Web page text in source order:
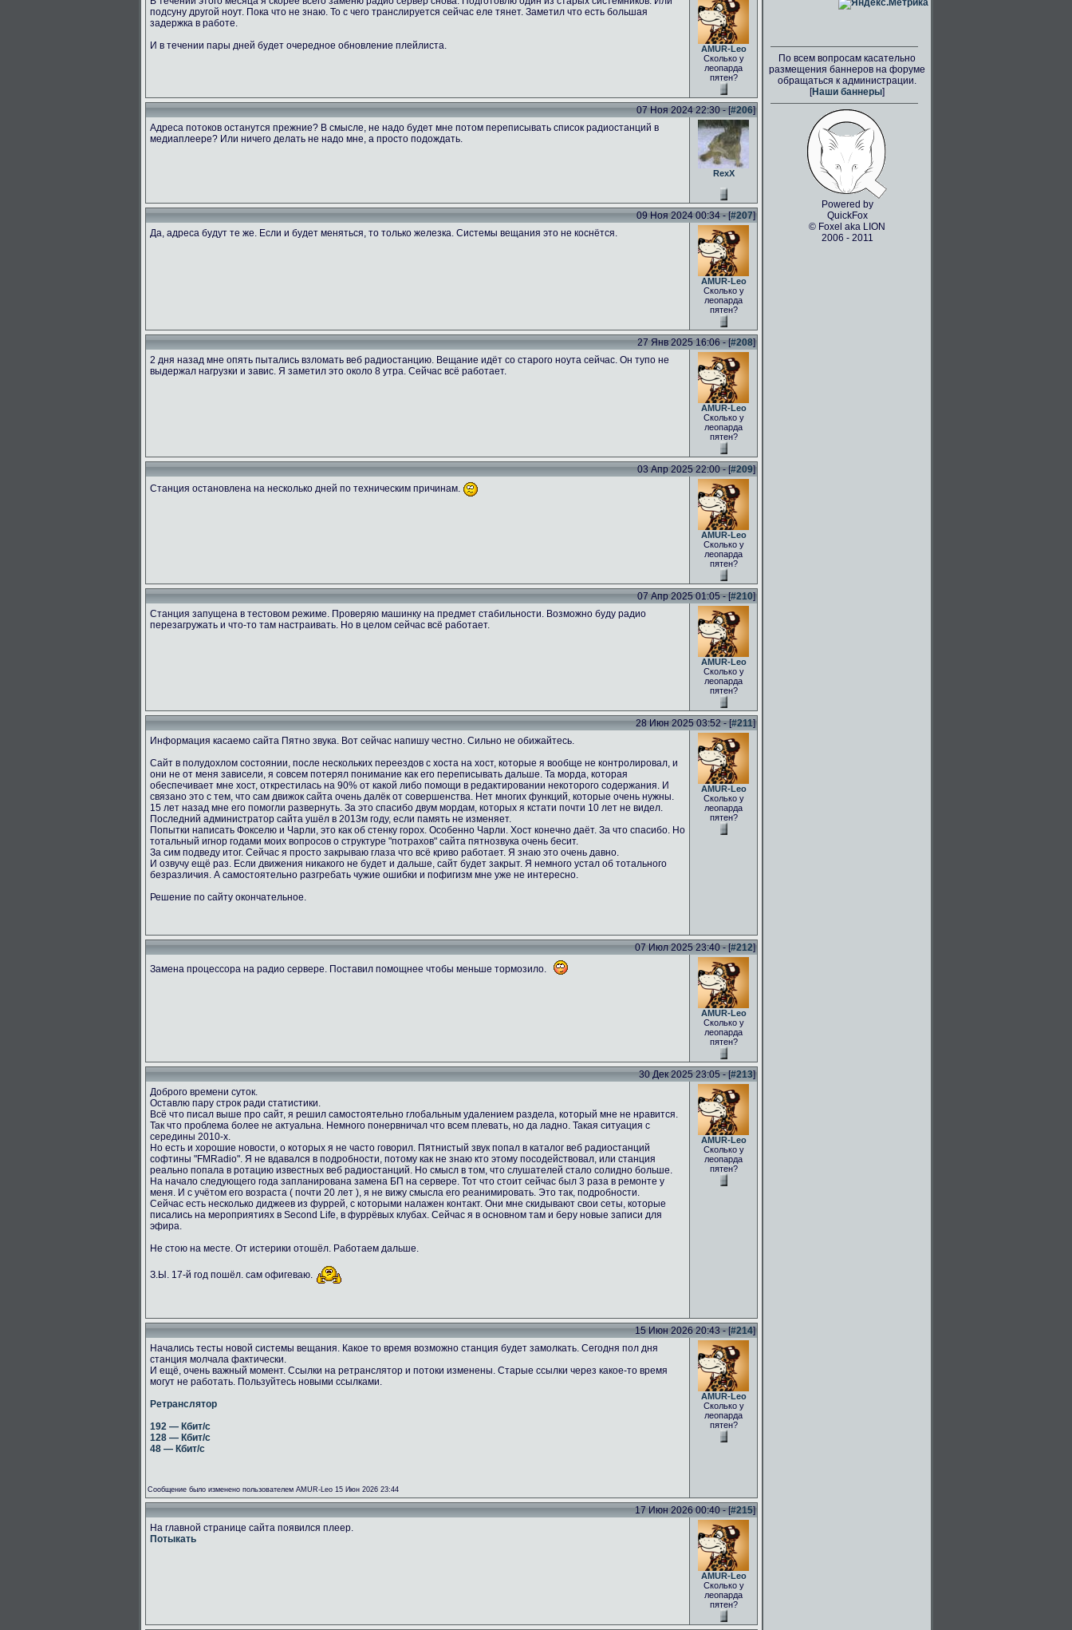
подсуну другой ноут. Пока что не знаю. То с чего транслируется сейчас еле тянет. Заметил что есть большая
задержка в работе.
И в течении пары дней будет очередное обновление плейлиста.
AMUR-Leo
Сколько у
леопарда
пятен?
07 Ноя 2024 22:30 - [#206]
Адреса потоков останутся прежние? В смысле, не надо будет мне потом переписывать список радиостанций в
медиаплеере? Или ничего делать не надо мне, а просто подождать.
RexX
09 Ноя 2024 00:34 - [#207]
Да, адреса будут те же. Если и будет меняться, то только железка. Системы вещания это не коснётся.
AMUR-Leo
Сколько у
леопарда
пятен?
27 Янв 2025 16:06 - [#208]
2 дня назад мне опять пытались взломать веб радиостанцию. Вещание идёт со старого ноута сейчас. Он тупо не
выдержал нагрузки и завис. Я заметил это около 8 утра. Сейчас всё работает.
AMUR-Leo
Сколько у
леопарда
пятен?
03 Апр 2025 22:00 - [#209]
Станция остановлена на несколько дней по техническим причинам.
AMUR-Leo
Сколько у
леопарда
пятен?
07 Апр 2025 01:05 - [#210]
Станция запущена в тестовом режиме. Проверяю машинку на предмет стабильности. Возможно буду радио
перезагружать и что-то там настраивать. Но в целом сейчас всё работает.
AMUR-Leo
Сколько у
леопарда
пятен?
28 Июн 2025 03:52 - [#211]
Информация касаемо сайта Пятно звука. Вот сейчас напишу честно. Сильно не обижайтесь.
Сайт в полудохлом состоянии, после нескольких переездов с хоста на хост, которые я вообще не контролировал, и
они не от меня зависели, я совсем потерял понимание как его переписывать дальше. Та морда, которая
обеспечивает мне хост, открестилась на 90% от какой либо помощи в редактировании некоторого содержания. И
связано это с тем, что сам движок сайта очень далёк от совершенства. Нет многих функций, которые очень нужны.
15 лет назад мне его помогли развернуть. За это спасибо двум мордам, которых я кстати почти 10 лет не видел.
Последний администратор сайта ушёл в 2013м году, если память не изменяет.
Попытки написать Фокселю и Чарли, это как об стенку горох. Особенно Чарли. Хост конечно даёт. За что спасибо. Но
тотальный игнор годами моих вопросов о структуре "потрахов" сайта пятнозвука очень бесит.
За сим подведу итог. Сейчас я просто закрываю глаза что всё криво работает. Я знаю это очень давно.
И озвучу ещё раз. Если движения никакого не будет и дальше, сайт будет закрыт. Я немного устал об тотального
безразличия. А самостоятельно разгребать чужие ошибки и пофигизм мне уже не интересно.
Решение по сайту окончательное.
AMUR-Leo
Сколько у
леопарда
пятен?
07 Июл 2025 23:40 - [#212]
Замена процессора на радио сервере. Поставил помощнее чтобы меньше тормозило.
AMUR-Leo
Сколько у
леопарда
пятен?
30 Дек 2025 23:05 - [#213]
Доброго времени суток.
Оставлю пару строк ради статистики.
Всё что писал выше про сайт, я решил самостоятельно глобальным удалением раздела, который мне не нравится.
Так что проблема более не актуальна. Немного понервничал что всем плевать, но да ладно. Такая ситуация с
середины 2010-х.
Но есть и хорошие новости, о которых я не часто говорил. Пятнистый звук попал в каталог веб радиостанций
софтины "FMRadio". Я не вдавался в подробности, потому как не знаю кто этому посодействовал, или станция
реально попала в ротацию известных веб радиостанций. Но смысл в том, что слушателей стало солидно больше.
На начало следующего года запланирована замена БП на сервере. Тот что стоит сейчас был 3 раза в ремонте у
меня. И с учётом его возраста ( почти 20 лет ), я не вижу смысла его реанимировать. Это так, подробности.
Сейчас есть несколько диджеев из фуррей, с которыми налажен контакт. Они мне скидывают свои сеты, которые
писались на мероприятиях в Second Life, в фуррёвых клубах. Сейчас я в основном там и беру новые записи для
эфира.
Не стою на месте. От истерики отошёл. Работаем дальше.
З.Ы. 17-й год пошёл. сам офигеваю.
AMUR-Leo
Сколько у
леопарда
пятен?
15 Июн 2026 20:43 - [#214]
Начались тесты новой системы вещания. Какое то время возможно станция будет замолкать. Сегодня пол дня
станция молчала фактически.
И ещё, очень важный момент. Ссылки на ретранслятор и потоки изменены. Старые ссылки через какое-то время
могут не работать. Пользуйтесь новыми ссылками.
Ретранслятор
192 — Кбит/с
128 — Кбит/с
48 — Кбит/с
Сообщение было изменено пользователем AMUR-Leo 15 Июн 2026 23:44
AMUR-Leo
Сколько у
леопарда
пятен?
17 Июн 2026 00:40 - [#215]
На главной странице сайта появился плеер.
Потыкать
AMUR-Leo
Сколько у
леопарда
пятен?
По всем вопросам касательно
размещения баннеров на форуме
обращаться к администрации.
[Наши баннеры]
Powered by
QuickFox
© Foxel aka LION
2006 - 2011